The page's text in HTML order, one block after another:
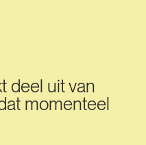
deel uit van
momenteel